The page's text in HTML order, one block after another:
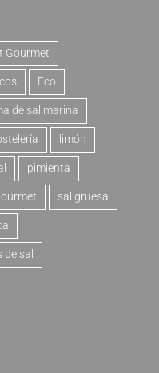
Gourmet
Eco
de sal marina
limón
pimienta
sal gruesa
de sal